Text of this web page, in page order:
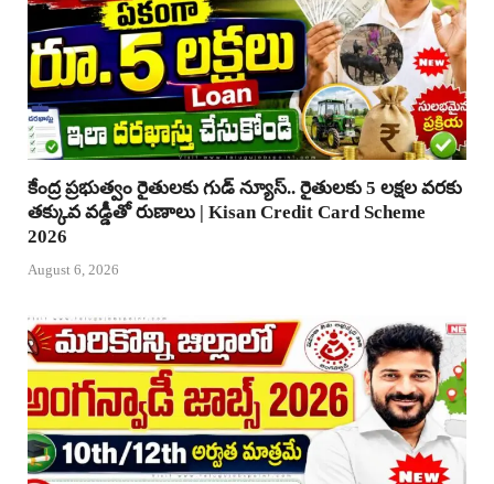
కేంద్ర ప్రభుత్వం రైతులకు గుడ్ న్యూస్.. రైతులకు 5 లక్షల వరకు
తక్కువ వడ్డీతో రుణాలు | Kisan Credit Card Scheme
2026
August 6, 2026